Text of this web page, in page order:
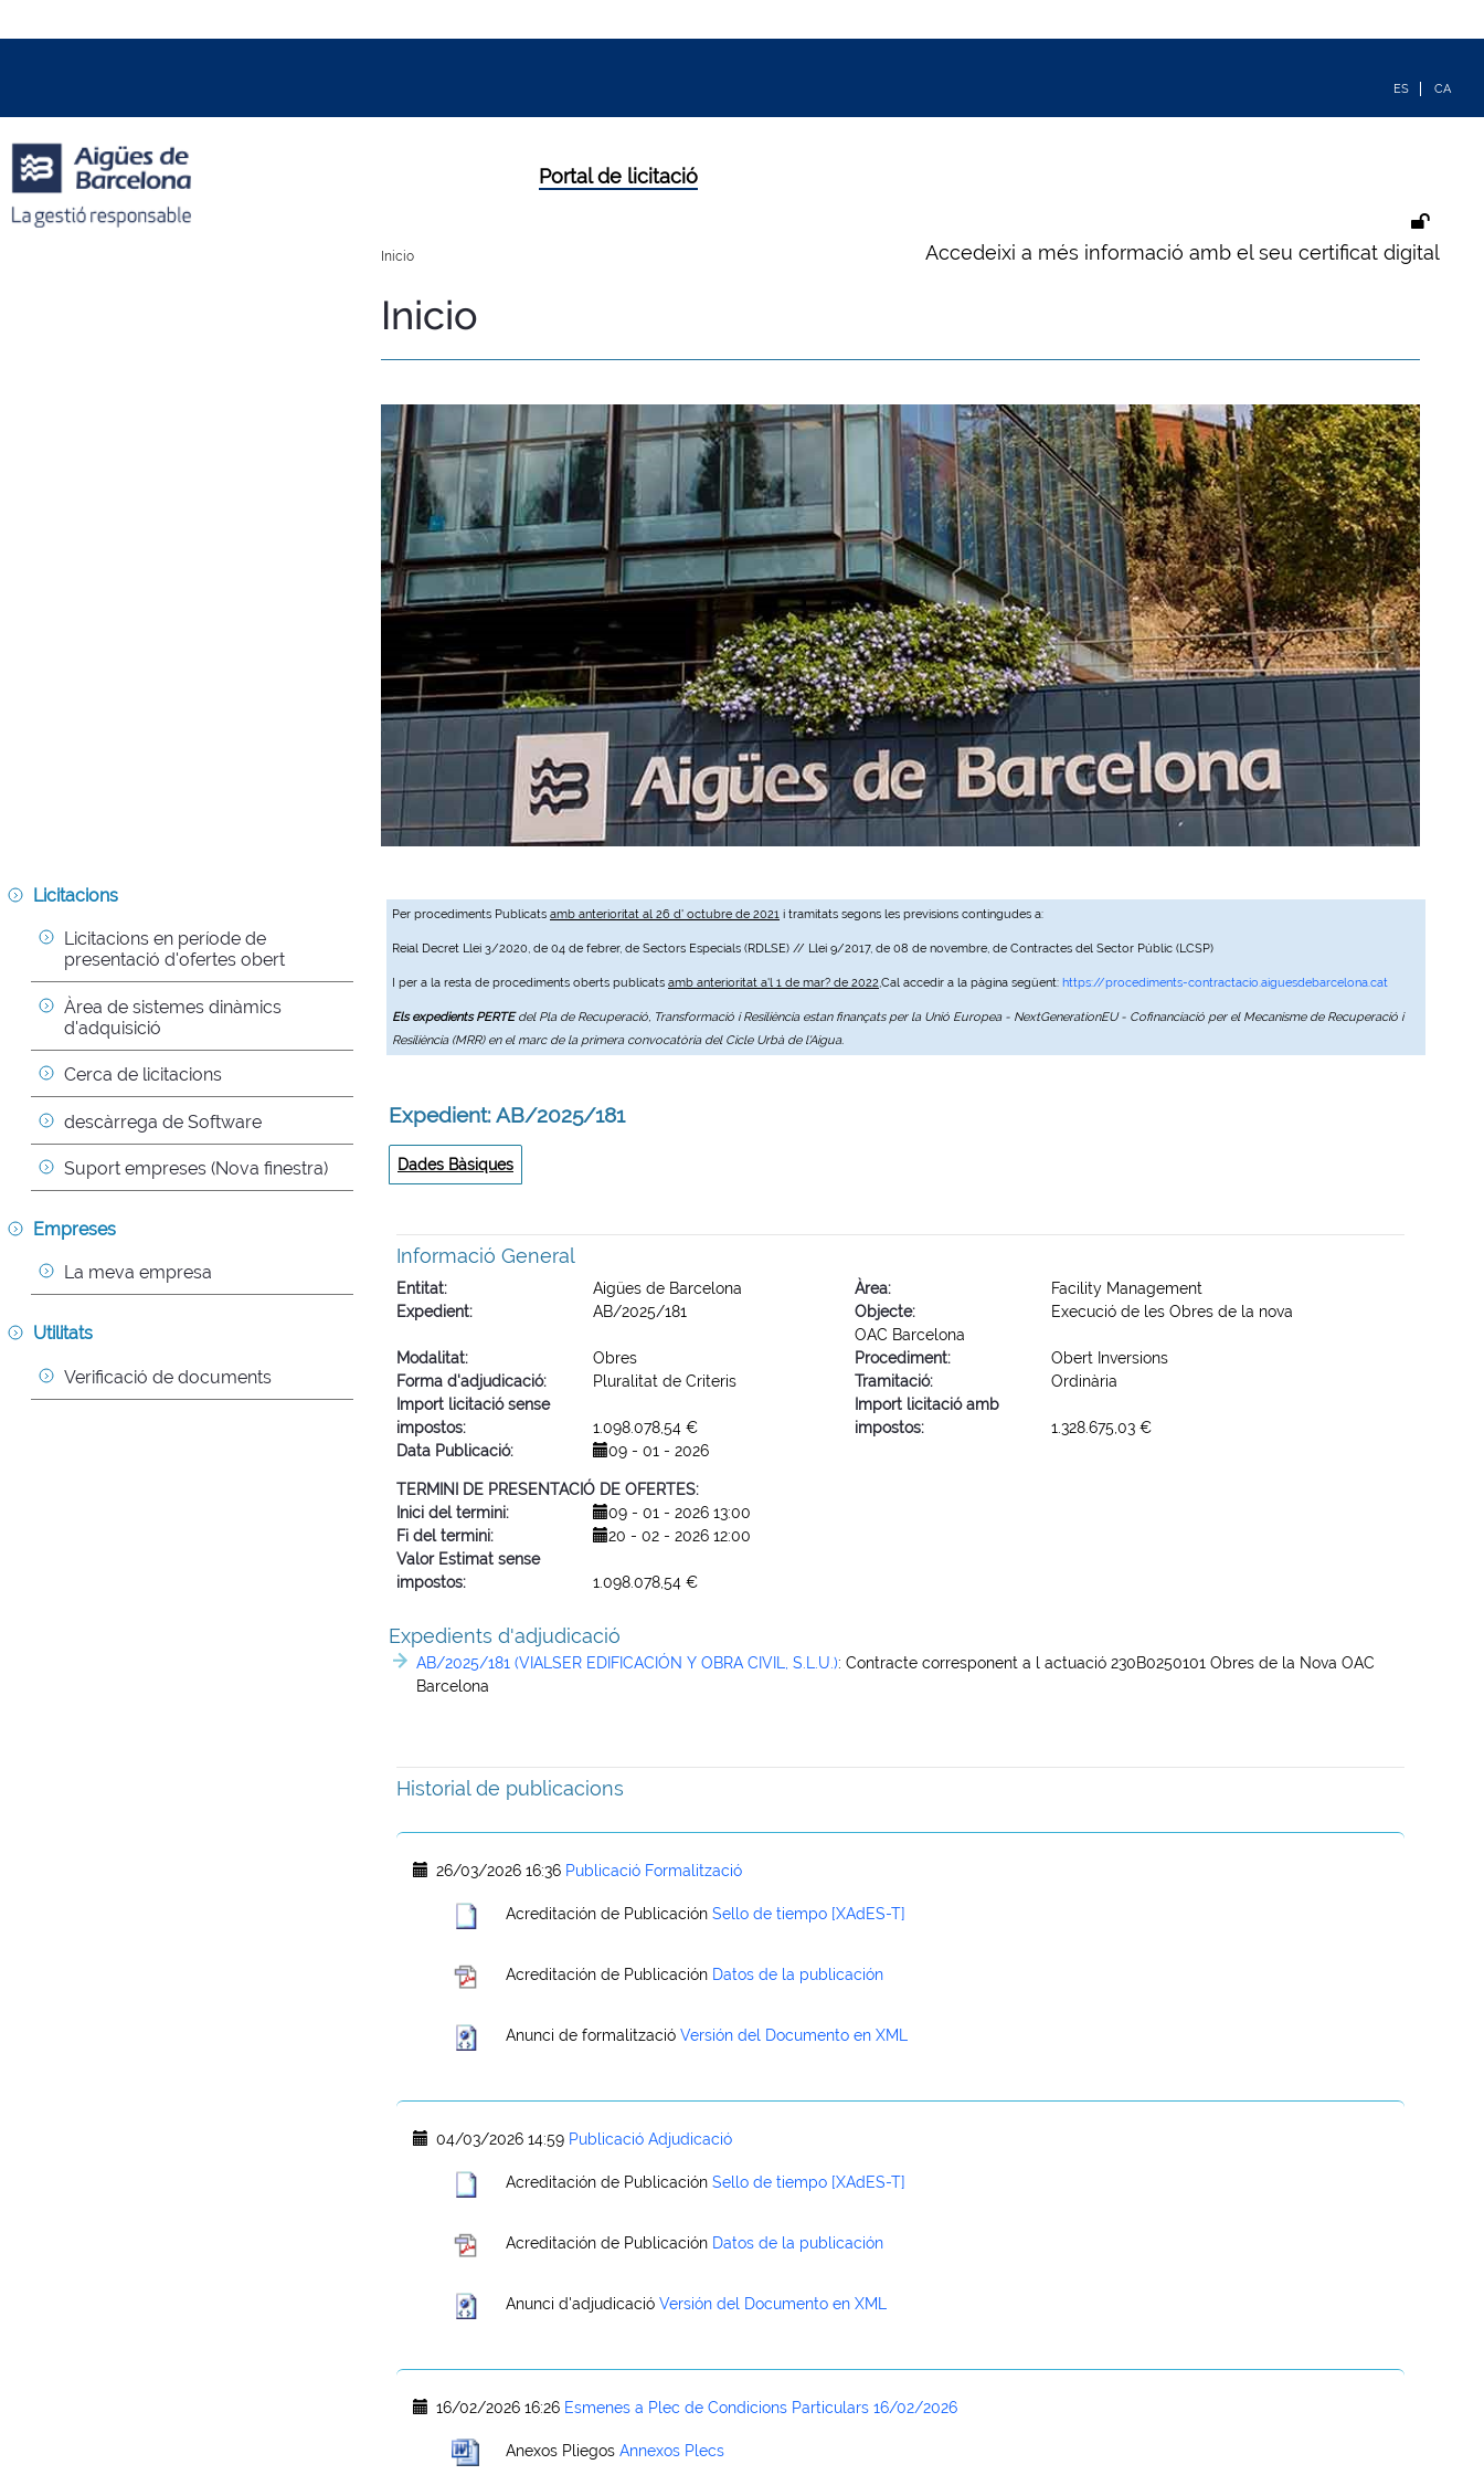
Per procediments Publicats amb anterioritat al 26 d' octubre de 2021 i tramitats segons les previsions contingudes a:
Reial Decret Llei 3/2020, de 04 de febrer, de Sectors Especials (RDLSE) // Llei 9/2017, de 08 de novembre, de Contractes del Sector Públic (LCSP)
I per a la resta de procediments oberts publicats amb anterioritat a'l 1 de mar? de 2022,Cal accedir a la pàgina següent: https://procediments-contractacio.aiguesdebarcelona.cat
Els expedients PERTEdel Pla de Recuperació, Transformació i Resiliència estan finançats per la Unió Europea - NextGenerationEU - Cofinanciació per el Mecanisme de Recuperació i
Resiliència (MRR) en el marc de la primera convocatòria del Cicle Urbà de l'Aigua.
Portal de licitació
Accedeixi a més informació amb el seu certificat digital
Licitacions
Licitacions en període de
presentació d'ofertes obert
Àrea de sistemes dinàmics
d'adquisició
Cerca de licitacions
descàrrega de Software
Suport empreses (Nova finestra)
Empreses
La meva empresa
Utilitats
Verificació de documents
Inicio
Inicio
Expedient: AB/2025/181
Dades Bàsiques
Informació General
Entitat Aigües de Barcelona Àrea
Facility Management
Expedient
AB/2025/181 Objecte
Execució de les Obres de la nova
OAC Barcelona
Modalitat
Obres Procediment
Obert Inversions
Forma d'adjudicació
Pluralitat de Criteris Tramitació
Ordinària
Import licitació sense
impostos
1.098.078,54 €
Import licitació amb
impostos
1.328.675,03 €
Data Publicació
09 - 01 - 2026
TERMINI DE PRESENTACIÓ DE OFERTES
Inici del termini
09 - 01 - 2026 13:00
Fi del termini
20 - 02 - 2026 12:00
Valor Estimat sense
impostos
1.098.078,54 €
Expedients d'adjudicació
AB/2025/181 (VIALSER EDIFICACIÓN Y OBRA CIVIL, S.L.U.): Contracte corresponent a l actuació 230B0250101 Obres de la Nova OAC
Barcelona
Historial de publicacions
26/03/2026 16:36 Publicació Formalització
Acreditación de Publicación Sello de tiempo [XAdES-T]
Acreditación de Publicación Datos de la publicación
Anunci de formalització Versión del Documento en XML
04/03/2026 14:59 Publicació Adjudicació
Acreditación de Publicación Sello de tiempo [XAdES-T]
Acreditación de Publicación Datos de la publicación
Anunci d'adjudicació Versión del Documento en XML
16/02/2026 16:26 Esmenes a Plec de Condicions Particulars 16/02/2026
Anexos Pliegos Annexos Plecs